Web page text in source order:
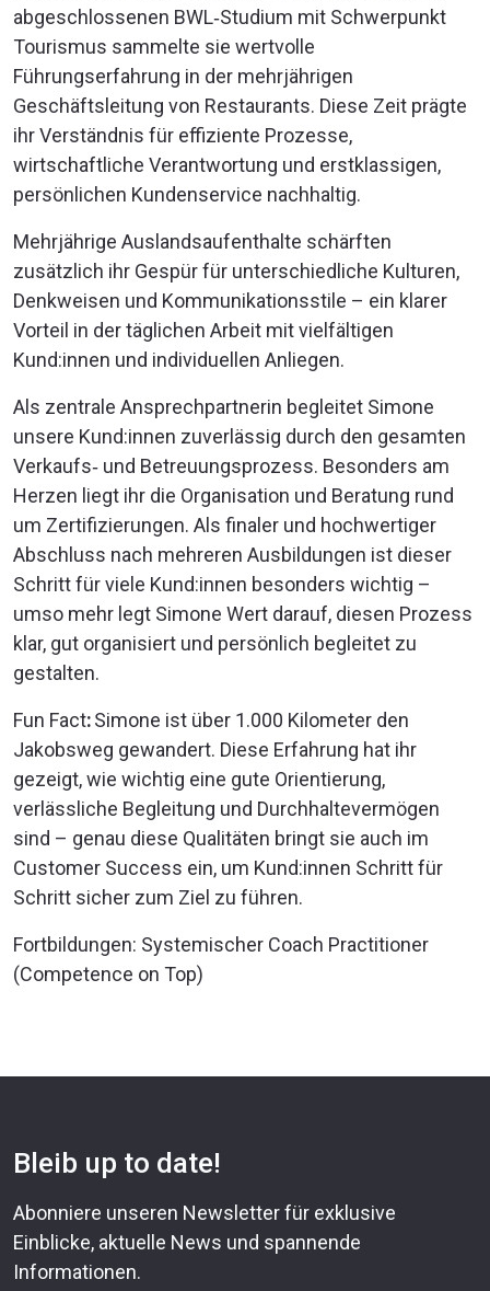
abgeschlossenen BWL‑Studium mit Schwerpunkt
Tourismus sammelte sie wertvolle
Führungserfahrung in der mehrjährigen
Geschäftsleitung von Restaurants. Diese Zeit prägte
ihr Verständnis für effiziente Prozesse,
wirtschaftliche Verantwortung und erstklassigen,
persönlichen Kundenservice nachhaltig.
Mehrjährige Auslandsaufenthalte schärften
zusätzlich ihr Gespür für unterschiedliche Kulturen,
Denkweisen und Kommunikationsstile – ein klarer
Vorteil in der täglichen Arbeit mit vielfältigen
Kund:innen und individuellen Anliegen.
Als zentrale Ansprechpartnerin begleitet Simone
unsere Kund:innen zuverlässig durch den gesamten
Verkaufs‑ und Betreuungsprozess. Besonders am
Herzen liegt ihr die Organisation und Beratung rund
um Zertifizierungen. Als finaler und hochwertiger
Abschluss nach mehreren Ausbildungen ist dieser
Schritt für viele Kund:innen besonders wichtig –
umso mehr legt Simone Wert darauf, diesen Prozess
klar, gut organisiert und persönlich begleitet zu
gestalten.
Fun Fact:Simone ist über 1.000 Kilometer den
Jakobsweg gewandert. Diese Erfahrung hat ihr
gezeigt, wie wichtig eine gute Orientierung,
verlässliche Begleitung und Durchhaltevermögen
sind – genau diese Qualitäten bringt sie auch im
Customer Success ein, um Kund:innen Schritt für
Schritt sicher zum Ziel zu führen.
Fortbildungen: Systemischer Coach Practitioner
(Competence on Top)
Bleib up to date!
Abonniere unseren Newsletter für exklusive
Einblicke, aktuelle News und spannende
Informationen.